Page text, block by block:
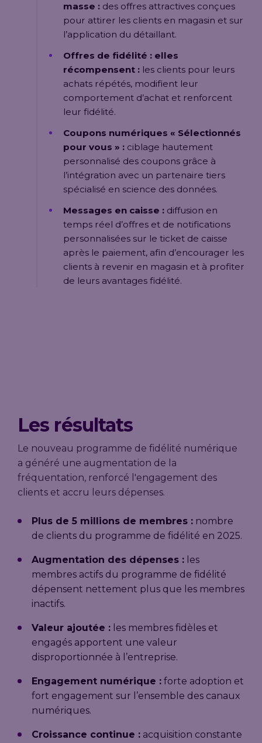
masse : des offres attractives conçues
pour attirer les clients en magasin et sur
l’application du détaillant.
Offres de fidélité : elles
récompensent : les clients pour leurs
achats répétés, modifient leur
comportement d’achat et renforcent
leur fidélité.
Coupons numériques « Sélectionnés
pour vous » : ciblage hautement
personnalisé des coupons grâce à
l’intégration avec un partenaire tiers
spécialisé en science des données.
Messages en caisse : diffusion en
temps réel d’offres et de notifications
personnalisées sur le ticket de caisse
après le paiement, afin d’encourager les
clients à revenir en magasin et à profiter
de leurs avantages fidélité.
Les résultats
Le nouveau programme de fidélité numérique
a généré une augmentation de la
fréquentation, renforcé l'engagement des
clients et accru leurs dépenses.
Plus de 5 millions de membres : nombre
de clients du programme de fidélité en 2025.
Augmentation des dépenses : les
membres actifs du programme de fidélité
dépensent nettement plus que les membres
inactifs.
Valeur ajoutée : les membres fidèles et
engagés apportent une valeur
disproportionnée à l’entreprise.
Engagement numérique : forte adoption et
fort engagement sur l’ensemble des canaux
numériques.
Croissance continue : acquisition constante